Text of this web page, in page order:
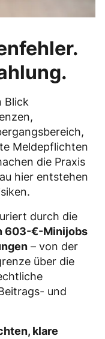
Blick
Meldepflichten
die Praxis
hier entstehen
durch die
603-€-Minijobs
– von der
über die
und
klare